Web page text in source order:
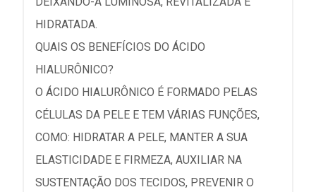
HIDRATADA.
QUAIS OS BENEFÍCIOS DO ÁCIDO
HIALURÔNICO?
O ÁCIDO HIALURÔNICO É FORMADO PELAS
CÉLULAS DA PELE E TEM VÁRIAS FUNÇÕES,
COMO: HIDRATAR A PELE, MANTER A SUA
ELASTICIDADE E FIRMEZA, AUXILIAR NA
SUSTENTAÇÃO DOS TECIDOS, PREVENIR O